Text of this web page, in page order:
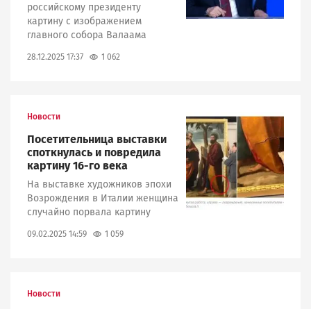
российскому президенту
картину с изображением
главного собора Валаама
28.12.2025 17:37 1 062
Новости
Посетительница выставки
споткнулась и повредила
картину 16-го века
На выставке художников эпохи
Возрождения в Италии женщина
случайно порвала картину
09.02.2025 14:59 1 059
Image
Новости